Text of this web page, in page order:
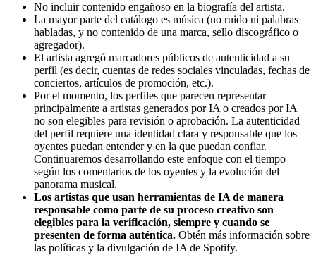
No incluir contenido engañoso en la biografía del artista.
La mayor parte del catálogo es música (no ruido ni palabras
habladas, y no contenido de una marca, sello discográfico o
agregador).
El artista agregó marcadores públicos de autenticidad a su
perfil (es decir, cuentas de redes sociales vinculadas, fechas de
conciertos, artículos de promoción, etc.).
Por el momento, los perfiles que parecen representar
principalmente a artistas generados por IA o creados por IA
no son elegibles para revisión o aprobación. La autenticidad
del perfil requiere una identidad clara y responsable que los
oyentes puedan entender y en la que puedan confiar.
Continuaremos desarrollando este enfoque con el tiempo
según los comentarios de los oyentes y la evolución del
panorama musical.
Los artistas que usan herramientas de IA de manera
responsable como parte de su proceso creativo son
elegibles para la verificación, siempre y cuando se
presenten de forma auténtica. Obtén más información sobre
las políticas y la divulgación de IA de Spotify.